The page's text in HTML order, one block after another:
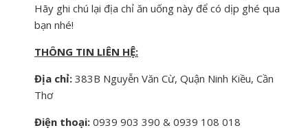
Hãy ghi chú lại địa chỉ ăn uống này để có dịp ghé qua
bạn nhé!
THÔNG TIN LIÊN HỆ:
Địa chỉ: 383B Nguyễn Văn Cừ, Quận Ninh Kiều, Cần
Thơ
Điện thoại: 0939 903 390 & 0939 108 018